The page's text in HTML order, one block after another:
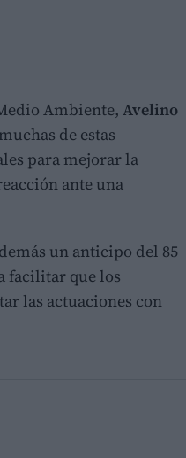
Ambiente, Avelino
de estas
para mejorar la
ante una
un anticipo del 85
facilitar que los
las actuaciones con